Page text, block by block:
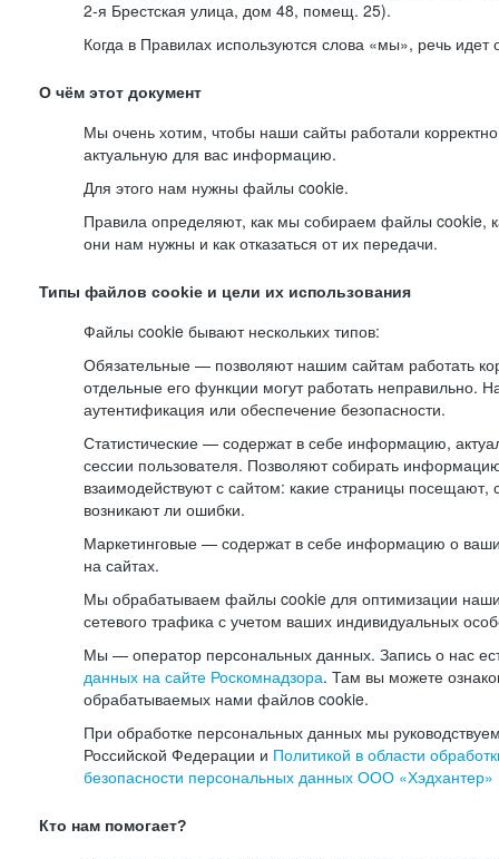
2-я Брестская улица, дом 48, помещ. 25).
Когда в Правилах используются слова «мы», речь
О чём этот документ
Мы очень хотим, чтобы наши сайты работали
актуальную для вас информацию.
Для этого нам нужны файлы cookie.
Правила определяют, как мы собираем файлы cookie,
они нам нужны и как отказаться от их передачи.
Типы файлов cookie и цели их использования
Файлы cookie бывают нескольких типов:
Обязательные — позволяют нашим сайтам работать
отдельные его функции могут работать неправильно.
аутентификация или обеспечение безопасности.
Статистические — содержат в себе информацию,
сессии пользователя. Позволяют собирать
взаимодействуют с сайтом: какие страницы посещают,
возникают ли ошибки.
Маркетинговые — содержат в себе информацию о
на сайтах.
Мы обрабатываем файлы cookie для оптимизации
сетевого трафика с учетом ваших индивидуальных
Мы — оператор персональных данных. Запись о нас
данных на сайте Роскомнадзора. Там вы можете
обрабатываемых нами файлов cookie.
При обработке персональных данных мы
Российской Федерации и Политикой в области
безопасности персональных данных ООО «Хэдхантер»
Кто нам помогает?